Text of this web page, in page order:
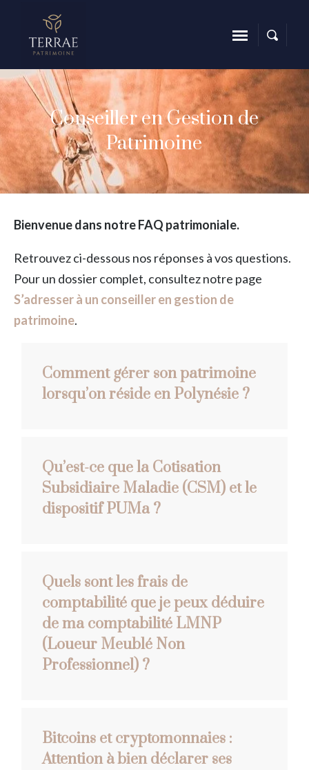
Conseiller en Gestion de
Patrimoine
Bienvenue dans notre FAQ patrimoniale.
Retrouvez ci-dessous nos réponses à vos questions.
Pour un dossier complet, consultez notre page
S’adresser à un conseiller en gestion de
patrimoine.
Comment gérer son patrimoine
lorsqu’on réside en Polynésie ?
Qu’est-ce que la Cotisation
Subsidiaire Maladie (CSM) et le
dispositif PUMa ?
Quels sont les frais de
comptabilité que je peux déduire
de ma comptabilité LMNP
(Loueur Meublé Non
Professionnel) ?
Bitcoins et cryptomonnaies :
Attention à bien déclarer ses